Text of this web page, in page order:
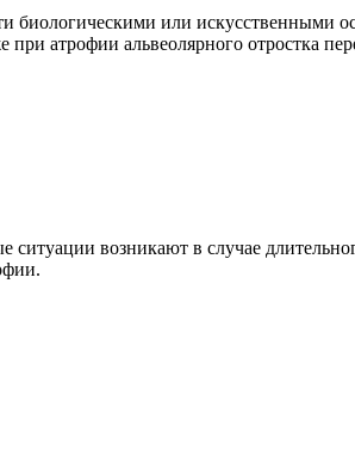
биологическими или искусственными
атрофии альвеолярного отростка
возникают в случае